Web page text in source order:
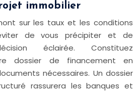
immobilier
sur les taux et les conditions
de vous précipiter et de
éclairée. Constituez
dossier de financement en
nécessaires. Un dossier
rassurera les banques et